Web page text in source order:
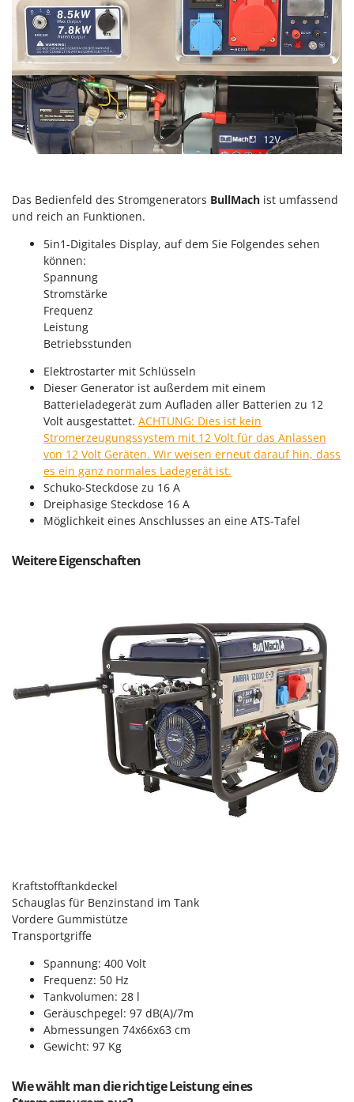
Makita
MAMMAMIA
Marcato
Marina Systems
Master
Mastercook
McCulloch
Michelin
Mille
Minox
Mockmill
More than chef
MOSA
MOVA
Mowox
MTD
New O.M.R.A.
Nilfisk
Ninja
Novatec
Novital
NuAir
Officine Savioli
OMA
Palumbo Pavi
Partisani
Paterlini
Pramac
Prismafood
R.G.V.
Reber
Das Bedienfeld des Stromgenerators BullMach ist umfassend
und reich an Funktionen.
5in1-Digitales Display, auf dem Sie Folgendes sehen
können:
Spannung
Stromstärke
Frequenz
Leistung
Betriebsstunden
Elektrostarter mit Schlüsseln
Dieser Generator ist außerdem mit einem
Batterieladegerät zum Aufladen aller Batterien zu 12
Volt ausgestattet. ACHTUNG: Dies ist kein
Stromerzeugungssystem mit 12 Volt für das Anlassen
von 12 Volt Geräten. Wir weisen erneut darauf hin, dass
es ein ganz normales Ladegerät ist.
Schuko-Steckdose zu 16 A
Dreiphasige Steckdose 16 A
Möglichkeit eines Anschlusses an eine ATS-Tafel
Weitere Eigenschaften
Kraftstofftankdeckel
Schauglas für Benzinstand im Tank
Vordere Gummistütze
Transportgriffe
Spannung: 400 Volt
Frequenz: 50 Hz
Tankvolumen: 28 l
Geräuschpegel: 97 dB(A)/7m
Abmessungen 74x66x63 cm
Gewicht: 97 Kg
Wie wählt man die richtige Leistung eines